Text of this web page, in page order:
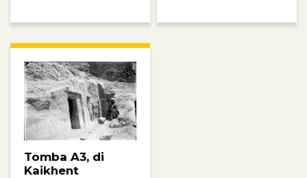
Tomba A3, di
Kaikhent